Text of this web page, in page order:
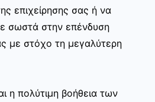
επιχείρησης σας ή να
σωστά στην επένδυση
με στόχο τη μεγαλύτερη
η πολύτιμη βοήθεια των